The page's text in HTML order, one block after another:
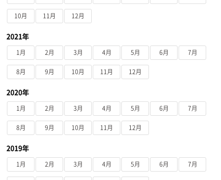
10月 11月 12月
2021年
1月 2月 3月 4月 5月 6月 7月
8月 9月 10月 11月 12月
2020年
1月 2月 3月 4月 5月 6月 7月
8月 9月 10月 11月 12月
2019年
1月 2月 3月 4月 5月 6月 7月